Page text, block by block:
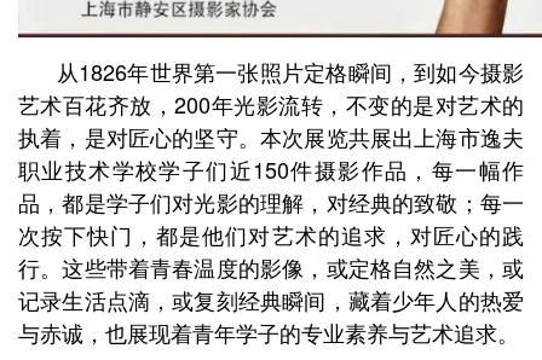
从1826年世界第一张照片定格瞬间，到如今摄影
艺术百花齐放，200年光影流转，不变的是对艺术的
执着，是对匠心的坚守。本次展览共展出上海市逸夫
职业技术学校学子们近150件摄影作品，每一幅作
品，都是学子们对光影的理解，对经典的致敬；每一
次按下快门，都是他们对艺术的追求，对匠心的践
行。这些带着青春温度的影像，或定格自然之美，或
记录生活点滴，或复刻经典瞬间，藏着少年人的热爱
与赤诚，也展现着青年学子的专业素养与艺术追求。